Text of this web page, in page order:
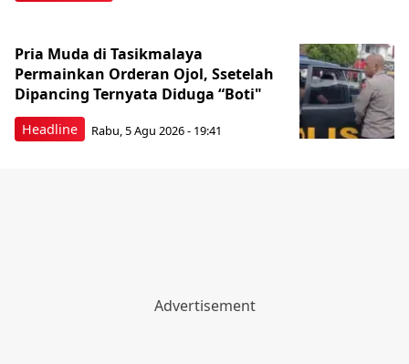
Headline
Pria Muda di Tasikmalaya
Permainkan Orderan Ojol, Ssetelah
Dipancing Ternyata Diduga “Boti"
Rabu, 5 Agu 2026 - 19:41